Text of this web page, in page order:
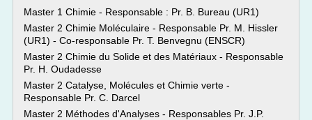
Master 1 Chimie - Responsable : Pr. B. Bureau (UR1)
Master 2 Chimie Moléculaire - Responsable Pr. M. Hissler
(UR1) - Co-responsable Pr. T. Benvegnu (ENSCR)
Master 2 Chimie du Solide et des Matériaux - Responsable
Pr. H. Oudadesse
Master 2 Catalyse, Molécules et Chimie verte -
Responsable Pr. C. Darcel
Master 2 Méthodes d'Analyses - Responsables Pr. J.P.